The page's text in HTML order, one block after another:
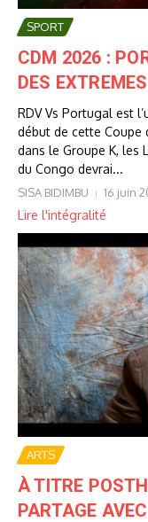
SPORT
CDM 2026 :
DES
RDV Vs Portugal est
début de cette Coupe
dans le Groupe K, les
du Congo devrai...
SISA BIDIMBU 16 juin
Lire l'intégralité
ARTS
À TITRE
PARTAGE